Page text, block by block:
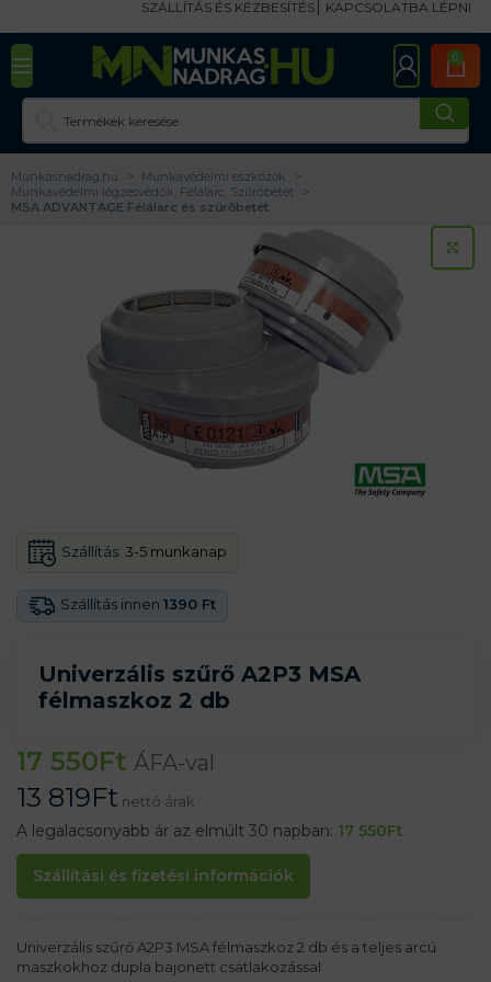
SZÁLLÍTÁS ÉS KÉZBESÍTÉS KAPCSOLATBA LÉPNI
0
Munkasnadrag.hu
Munkavédelmi eszközök
Munkavédelmi légzésvédők, Félálarc, Szűrőbetét
MSA ADVANTAGE Félálarc és szűrőbetét
Univerzális szűrő A2P3 MSA
félmaszkoz 2 db
Szállítás innen 1390 Ft
Szállítás: 3-5 munkanap
17 550Ft ÁFA-val
13 819Ft nettó árak
A legalacsonyabb ár az elmúlt 30 napban: 17 550Ft
Szállítási és fizetési információk
Univerzális szűrő A2P3 MSA félmaszkoz 2 db és a teljes arcú
maszkokhoz dupla bajonett csatlakozással